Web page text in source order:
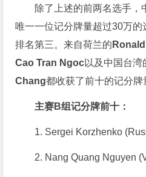
除了上述的前两名选手，
唯一一位记分牌量超过30万
排名第三。来自荷兰的
Cao Tran Ngoc以及中国台湾
Chang都收获了前十的记分牌
主赛B组记分牌前十：
1. Sergei Korzhenko
2. Nang Quang Nguyen